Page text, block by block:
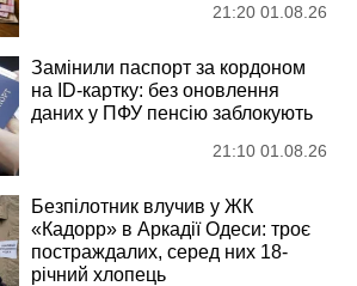
21:20 01.08.26
Замінили паспорт за кордоном
на ID-картку: без оновлення
даних у ПФУ пенсію заблокують
21:10 01.08.26
Безпілотник влучив у ЖК
«Кадорр» в Аркадії Одеси: троє
постраждалих, серед них 18-
річний хлопець